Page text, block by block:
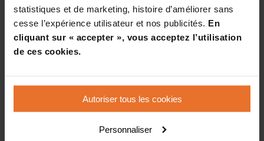
statistiques et de marketing, histoire d’améliorer sans
cesse l’expérience utilisateur et nos publicités. En
cliquant sur « accepter », vous acceptez l’utilisation
de ces cookies.
Autoriser tous les cookies
Personnaliser